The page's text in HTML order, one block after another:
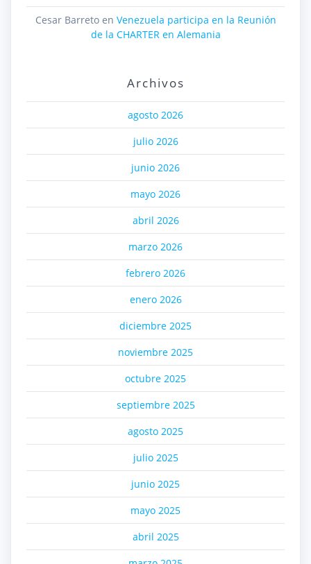
Cesar Barretoen Venezuela participa en la Reunión
de la CHARTER en Alemania
Archivos
agosto 2026
julio 2026
junio 2026
mayo 2026
abril 2026
marzo 2026
febrero 2026
enero 2026
diciembre 2025
noviembre 2025
octubre 2025
septiembre 2025
agosto 2025
julio 2025
junio 2025
mayo 2025
abril 2025